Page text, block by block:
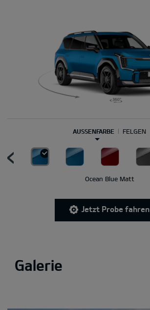
AUSSENFARBE FELGEN
Ocean Blue Matt
Jetzt Probe fahren
Galerie